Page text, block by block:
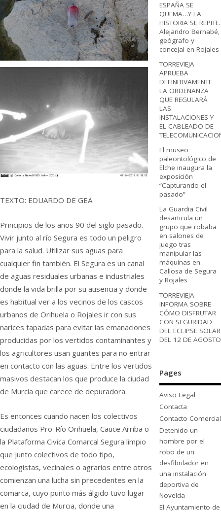
TEXTO: EDUARDO DE GEA
Principios de los años 90 del siglo pasado.
Vivir junto al río Segura es todo un peligro
para la salud. Utilizar sus aguas para
cualquier fin también. El Segura es un canal
de aguas residuales urbanas e industriales
donde la vida brilla por su ausencia y donde
es habitual ver a los vecinos de los cascos
urbanos de Orihuela o Rojales ir con sus
narices tapadas para evitar las emanaciones
producidas por los vertidos contaminantes y
los agricultores usan guantes para no entrar
en contacto con las aguas. Entre los vertidos
masivos destacan los que produce la ciudad
de Murcia que carece de depuradora.
Es entonces cuando nacen los colectivos
ciudadanos Pro-Río Orihuela, Cauce Arriba o
la Plataforma Civica Comarcal Segura limpio
que junto colectivos de todo tipo,
ecologistas, vecinales o agrarios entre otros
comienzan una lucha sin precedentes en la
comarca, cuyo punto más álgido tuvo lugar
en la ciudad de Murcia, donde una
ESPAÑA SE
QUEMA…Y LA
HISTORIA SE REPITE.
Alejandro Bernabé,
geógrafo y
concejal en Rojales
TORREVIEJA
APRUEBA
DEFINITIVAMENTE
LA ORDENANZA
QUE REGULARÁ
LAS
INSTALACIONES Y
EL CABLEADO DE
El museo
paleontológico de
Elche inaugura la
exposición
“Capturando el
pasado”
La Guardia Civil
desarticula un
grupo que robaba
en salones de
juego tras
manipular las
máquinas en
Callosa de Segura
y Rojales
TORREVIEJA
INFORMA SOBRE
CÓMO DISFRUTAR
CON SEGURIDAD
DEL ECLIPSE SOLAR
DEL 12 DE AGOSTO
Pages
Aviso Legal
Contacta
Contacto Comercial
Detenido un
hombre por el
robo de un
desfibrilador en
una instalación
deportiva de
Novelda
El Ayuntamiento de